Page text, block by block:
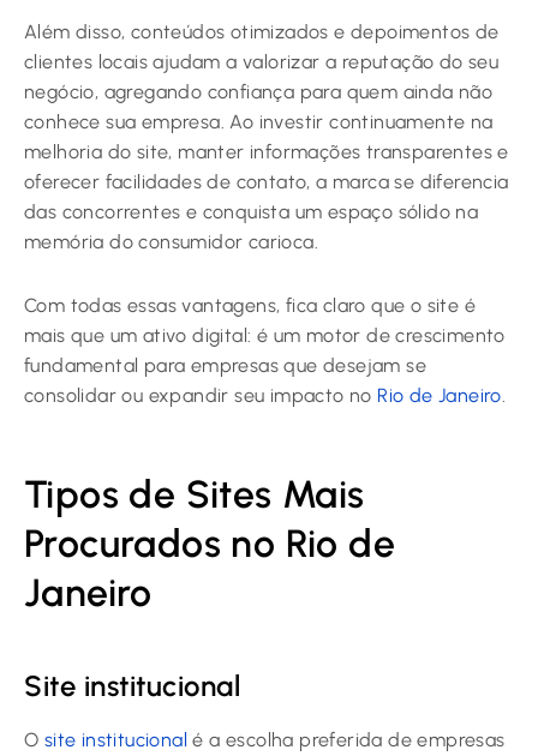
Além disso, conteúdos otimizados e depoimentos de
clientes locais ajudam a valorizar a reputação do seu
negócio, agregando confiança para quem ainda não
conhece sua empresa. Ao investir continuamente na
melhoria do site, manter informações transparentes e
oferecer facilidades de contato, a marca se diferencia
das concorrentes e conquista um espaço sólido na
memória do consumidor carioca.
Com todas essas vantagens, fica claro que o site é
mais que um ativo digital: é um motor de crescimento
fundamental para empresas que desejam se
consolidar ou expandir seu impacto no Rio de Janeiro
Tipos de Sites Mais
Procurados no Rio de
Janeiro
Site institucional
O site institucional é a escolha preferida de empresas